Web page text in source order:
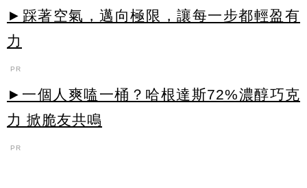
►踩著空氣，邁向極限，讓每一步都輕盈有
力
PR
►一個人爽嗑一桶？哈根達斯72%濃醇巧克
力 掀脆友共鳴
PR